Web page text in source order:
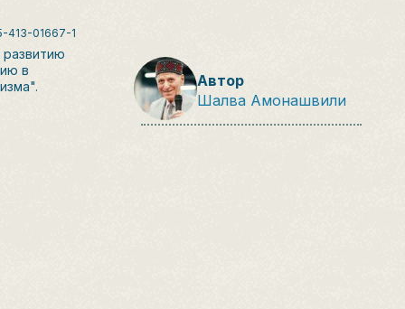
413-01667-1
в
Автор
Шалва Амонашвили